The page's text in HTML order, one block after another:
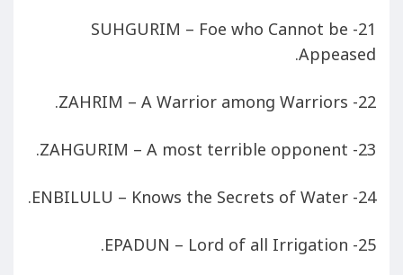
21- SUHGURIM – Foe who Cannot be
Appeased.
22- ZAHRIM – A Warrior among Warriors.
23- ZAHGURIM – A most terrible opponent.
24- ENBILULU – Knows the Secrets of Water.
25- EPADUN – Lord of all Irrigation.